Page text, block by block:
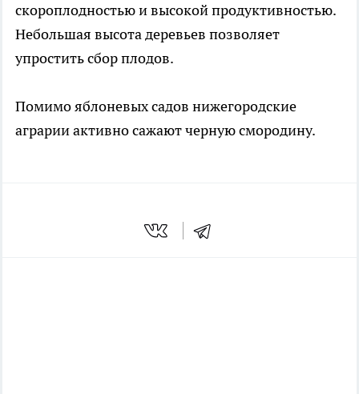
скороплодностью и высокой продуктивностью.
Небольшая высота деревьев позволяет
упростить сбор плодов.
Помимо яблоневых садов нижегородские
аграрии активно сажают черную смородину.